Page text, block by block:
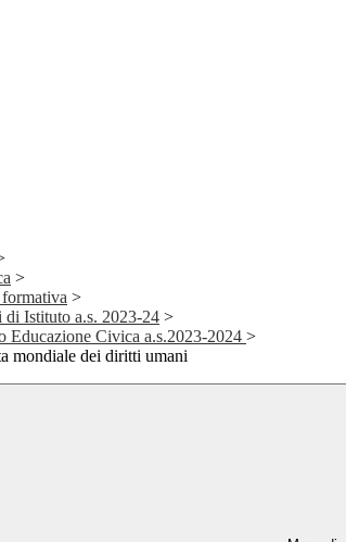
>
>
di Istituto a.s. 2023-24 >
Educazione Civica a.s.2023-2024 >
mondiale dei diritti umani